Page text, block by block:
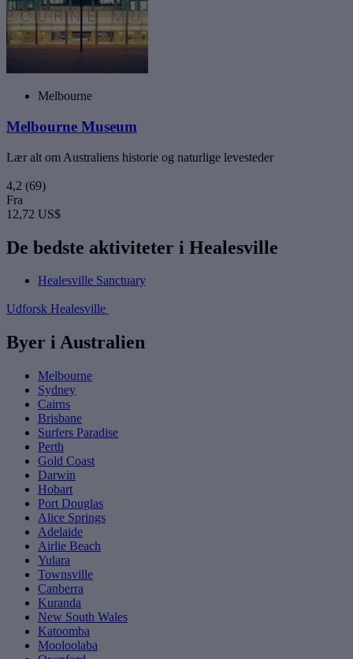
Melbourne
Melbourne Museum
Lær alt om Australiens historie og naturlige levesteder
4,2 (69)
Fra
12,72 US$
De bedste aktiviteter i Healesville
Healesville Sanctuary
Udforsk Healesville
Byer i Australien
Melbourne
Sydney
Cairns
Brisbane
Surfers Paradise
Perth
Gold Coast
Darwin
Hobart
Port Douglas
Alice Springs
Adelaide
Airlie Beach
Yulara
Townsville
Canberra
Kuranda
New South Wales
Katoomba
Mooloolaba